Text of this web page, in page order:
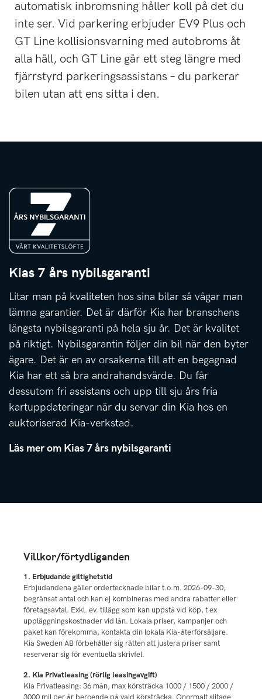
automatisk inbromsning håller koll på det du
inte ser. Vid parkering erbjuder EV9 Plus och
GT Line kollisionsvarning med autobroms åt
alla håll, och GT Line går ett steg längre med
fjärrstyrd parkeringsassistans – du parkerar
bilen utan att ens sitta i den.
Kias 7 års nybilsgaranti
Litar man på kvaliteten hos sina bilar så vågar man
lämna garantier. Det är därför Kia har branschens
längsta nybilsgaranti på hela sju år. Det är kvalitet
på riktigt. Nybilsgarantin följer din bil när den byter
ägare. Det är en av orsakerna till att en begagnad
Kia har ett så bra andrahandsvärde. Du får
dessutom fri assistans och upp till sju års fria
kartuppdateringar när du servar din Kia hos en
auktoriserad Kia-verkstad.
Läs mer om Kias 7 års nybilsgaranti
Villkor/förtydliganden
1. Erbjudande giltighetstid
Erbjudandena gäller ordertecknade bilar t.o.m. 2026-09-30,
begränsat antal och kan ej kombineras med andra rabatter eller
företagsavtal. Exkl. ev. tillägg som kan uppstå vid köp, t ex
uppläggningskostnader vid lån. Lokala priser, kampanjer och
paket kan förekomma, kontakta din lokala Kia-återförsäljare.
Kia Sweden AB förbehåller sig rätten att justera priser samt
reserverar sig för eventuella skrivfel.
2. Kia Privatleasing (rörlig leasingavgift)
Kia Privatleasing: 36 mån, max körsträcka 1000 / 1500 / 2000 /
3000 mil per år beroende på vald körsträcka. Onormalt slitage